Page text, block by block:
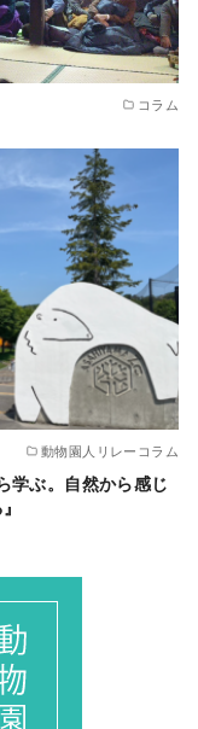
コラム
動物園人リレーコラム
学ぶ。自然から感じ